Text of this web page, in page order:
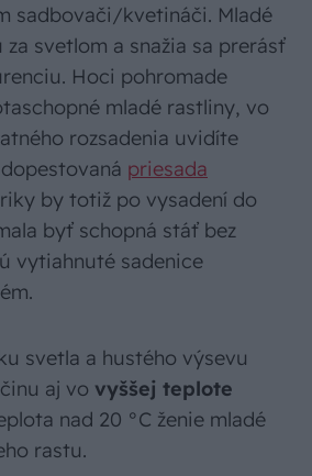
sadbovači/kvetináči. Mladé
svetlom a snažia sa prerásť
Hoci pohromade
mladé rastliny, vo
rozsadenia uvidíte
priesada
by totiž po vysadení do
byť schopná stáť bez
vytiahnuté sadenice
svetla a hustého výsevu
aj vo vyššej teplote
nad 20 °C ženie mladé
rastu.